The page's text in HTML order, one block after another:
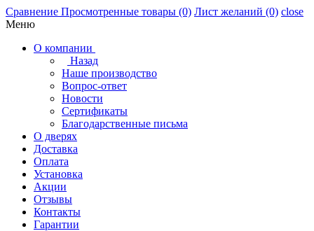
Сравнение Просмотренные товары (0) Лист желаний (0) close
Меню
О компании
Назад
Наше производство
Вопрос-ответ
Новости
Сертификаты
Благодарственные письма
О дверях
Доставка
Оплата
Установка
Акции
Отзывы
Контакты
Гарантии